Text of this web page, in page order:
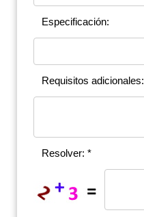
Especificación:
Requisitos adicionales:
Resolver: *